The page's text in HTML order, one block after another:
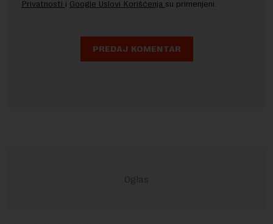
Privatnosti i Google Uslovi Korišćenja su primenjeni.